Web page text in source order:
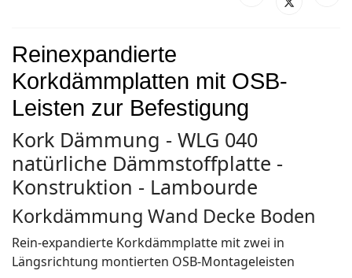
Reinexpandierte
Korkdämmplatten mit OSB-
Leisten zur Befestigung
Kork Dämmung - WLG 040
natürliche Dämmstoffplatte -
Konstruktion - Lambourde
Korkdämmung Wand Decke Boden
Rein-expandierte Korkdämmplatte mit zwei in
Längsrichtung montierten OSB-Montageleisten